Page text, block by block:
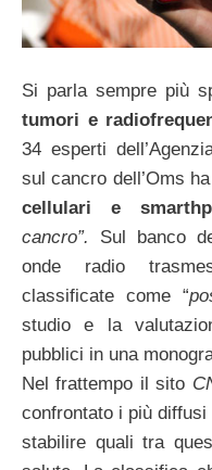
Si parla sempre più
tumori e
34 esperti
sul cancro dell’Oms
cellulari e
cancro”.
Sul banco
onde radio
classificate come “
studio e la
pubblici in una
Nel frattempo il sito
confrontato i più
stabilire quali tra